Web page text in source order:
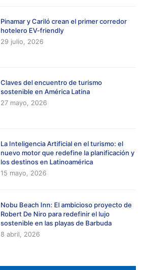
Pinamar y Cariló crean el primer corredor
hotelero EV-friendly
29 julio, 2026
Claves del encuentro de turismo
sostenible en América Latina
27 mayo, 2026
La Inteligencia Artificial en el turismo: el
nuevo motor que redefine la planificación y
los destinos en Latinoamérica
15 mayo, 2026
Nobu Beach Inn: El ambicioso proyecto de
Robert De Niro para redefinir el lujo
sostenible en las playas de Barbuda
8 abril, 2026